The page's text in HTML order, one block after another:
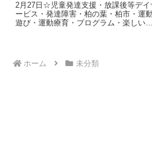
2月27日☆児童発達支援・放課後等デイ
ービス・発達障害・柏の葉・柏市・運動
遊び・運動療育・プログラム・楽しい療
ホーム 未分類